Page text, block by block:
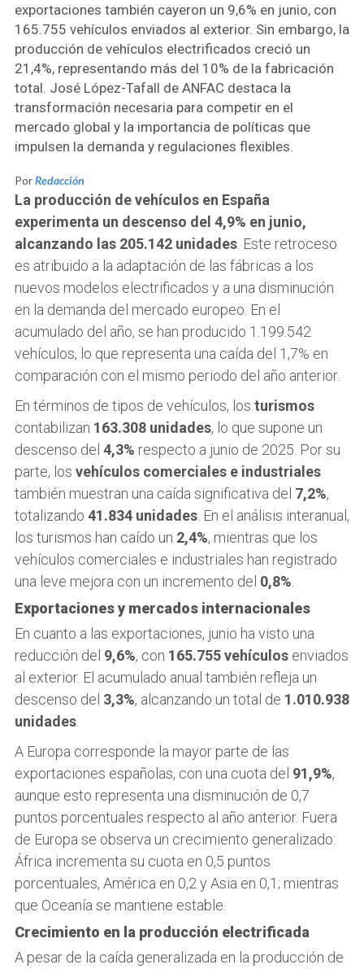
exportaciones también cayeron un 9,6% en junio, con
165.755 vehículos enviados al exterior. Sin embargo, la
producción de vehículos electrificados creció un
21,4%, representando más del 10% de la fabricación
total. José López-Tafall de ANFAC destaca la
transformación necesaria para competir en el
mercado global y la importancia de políticas que
impulsen la demanda y regulaciones flexibles.
PorRedacción
La producción de vehículos en España
experimenta un descenso del 4,9% en junio,
alcanzando las 205.142 unidades . Este retroceso
es atribuido a la adaptación de las fábricas a los
nuevos modelos electrificados y a una disminución
en la demanda del mercado europeo. En el
acumulado del año, se han producido 1.199.542
vehículos, lo que representa una caída del 1,7% en
comparación con el mismo periodo del año anterior.
En términos de tipos de vehículos, los turismos
contabilizan 163.308 unidades, lo que supone un
descenso del 4,3% respecto a junio de 2025. Por su
parte, los vehículos comerciales e industriales
también muestran una caída significativa del 7,2%,
totalizando 41.834 unidades . En el análisis interanual,
los turismos han caído un 2,4%, mientras que los
vehículos comerciales e industriales han registrado
una leve mejora con un incremento del 0,8%
Exportaciones y mercados internacionales
En cuanto a las exportaciones, junio ha visto una
reducción del 9,6%, con 165.755 vehículos enviados
al exterior. El acumulado anual también refleja un
descenso del 3,3%, alcanzando un total de 1.010.938
unidades
A Europa corresponde la mayor parte de las
exportaciones españolas, con una cuota del 91,9%,
aunque esto representa una disminución de 0,7
puntos porcentuales respecto al año anterior. Fuera
de Europa se observa un crecimiento generalizado:
África incrementa su cuota en 0,5 puntos
porcentuales, América en 0,2 y Asia en 0,1; mientras
que Oceanía se mantiene estable.
Crecimiento en la producción electrificada
A pesar de la caída generalizada en la producción de